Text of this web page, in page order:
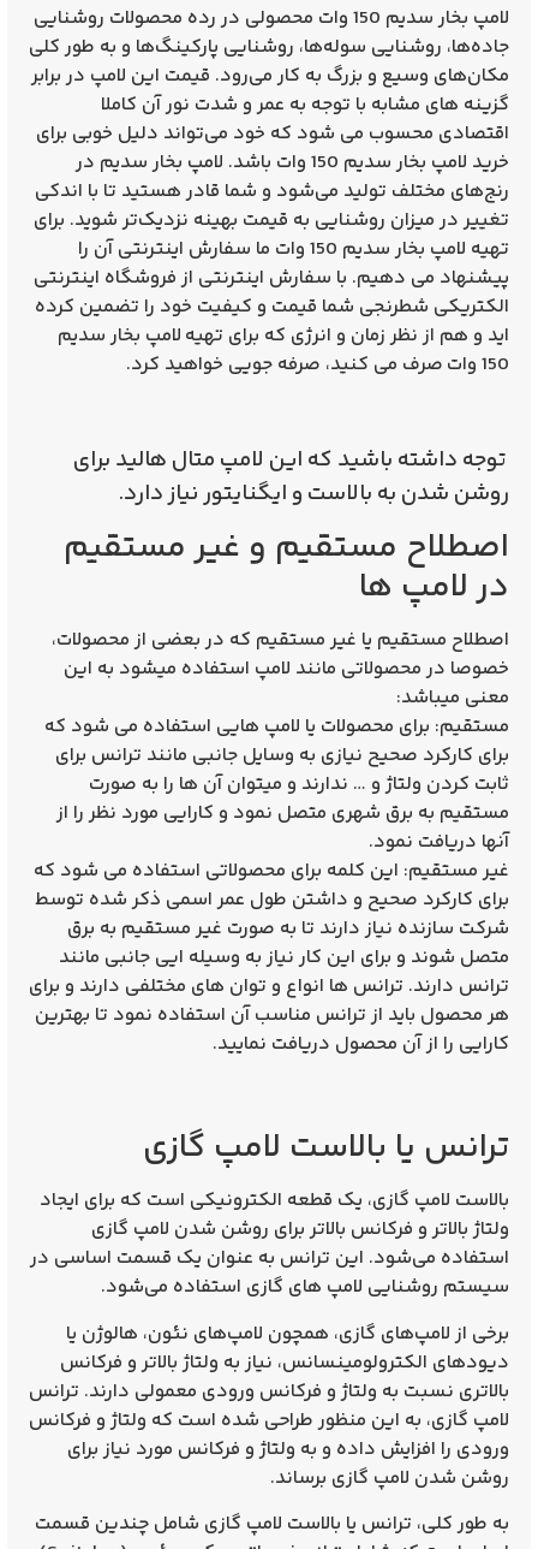
لامپ بخار سدیم 150 وات محصولی در رده محصولات روشنایی
جاده‌ها، روشنایی سوله‌ها، روشنایی پارکینگ‌ها و به طور کلی
مکان‌های وسیع و بزرگ به کار می‌رود. قیمت این لامپ در برابر
گزینه های مشابه با توجه به عمر و شدت نور آن کاملا
اقتصادی محسوب می شود که خود می‌تواند دلیل خوبی برای
خرید لامپ بخار سدیم 150 وات باشد. لامپ بخار سدیم در
رنج‌های مختلف تولید می‌شود و شما قادر هستید تا با اندکی
تغییر در میزان روشنایی به قیمت بهینه نزدیک‌تر شوید. برای
تهیه لامپ بخار سدیم 150 وات ما سفارش اینترنتی آن را
پیشنهاد می دهیم. با سفارش اینترنتی از فروشگاه اینترنتی
الکتریکی شطرنجی شما قیمت و کیفیت خود را تضمین کرده
اید و هم از نظر زمان و انرژی که برای تهیه لامپ بخار سدیم
150 وات
صرف می کنید، صرفه جویی خواهید کرد.
توجه داشته باشید که این لامپ متال هالید برای
روشن شدن به بالاست و ایگنایتور نیاز دارد.
اصطلاح مستقیم و غیر مستقیم
در لامپ ها
اصطلاح مستقیم یا غیر مستقیم که در بعضی از محصولات،
خصوصا در محصولاتی مانند لامپ استفاده میشود به این
معنی میباشد:
مستقیم: برای محصولات یا لامپ هایی استفاده می شود که
برای کارکرد صحیح نیازی به وسایل جانبی مانند ترانس برای
ثابت کردن ولتاژ و … ندارند و میتوان آن ها را به صورت
مستقیم به برق شهری متصل نمود و کارایی مورد نظر را از
آنها دریافت نمود.
غیر مستقیم: این کلمه برای محصولاتی استفاده می شود که
برای کارکرد صحیح و داشتن طول عمر اسمی ذکر شده توسط
شرکت سازنده نیاز دارند تا به صورت غیر مستقیم به برق
متصل شوند و برای این کار نیاز به وسیله ایی جانبی مانند
ترانس دارند. ترانس ها انواع و توان های مختلفی دارند و برای
هر محصول باید از ترانس مناسب آن استفاده نمود تا بهترین
کارایی را از آن محصول دریافت نمایید.
ترانس‌ یا بالاست لامپ گازی
بالاست لامپ گازی، یک قطعه الکترونیکی است که برای ایجاد
ولتاژ بالاتر و فرکانس بالاتر برای روشن شدن لامپ گازی
استفاده می‌شود. این ترانس به عنوان یک قسمت اساسی در
سیستم روشنایی لامپ‌ های گازی استفاده می‌شود.
برخی از لامپ‌های گازی، همچون لامپ‌های نئون، هالوژن یا
دیودهای الکترولومینسانس، نیاز به ولتاژ بالاتر و فرکانس
بالاتری نسبت به ولتاژ و فرکانس ورودی معمولی دارند. ترانس
لامپ گازی، به این منظور طراحی شده است که ولتاژ و فرکانس
ورودی را افزایش داده و به ولتاژ و فرکانس مورد نیاز برای
روشن شدن لامپ گازی برساند.
به طور کلی، ترانس یا بالاست لامپ گازی شامل چندین قسمت